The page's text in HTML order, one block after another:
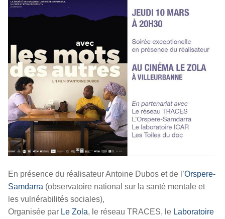
En présence du réalisateur Antoine Dubos et de l’Orspere-
Samdarra (observatoire national sur la santé mentale et
les vulnérabilités sociales),
Organisée par Le Zola, le réseau TRACES, le Laboratoire